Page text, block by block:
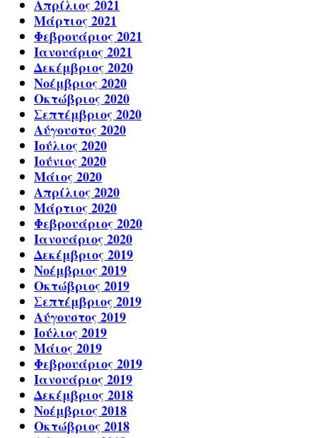
Απρίλιος 2021
Μάρτιος 2021
Φεβρουάριος 2021
Ιανουάριος 2021
Δεκέμβριος 2020
Νοέμβριος 2020
Οκτώβριος 2020
Σεπτέμβριος 2020
Αύγουστος 2020
Ιούλιος 2020
Ιούνιος 2020
Μάιος 2020
Απρίλιος 2020
Μάρτιος 2020
Φεβρουάριος 2020
Ιανουάριος 2020
Δεκέμβριος 2019
Νοέμβριος 2019
Οκτώβριος 2019
Σεπτέμβριος 2019
Αύγουστος 2019
Ιούλιος 2019
Μάιος 2019
Φεβρουάριος 2019
Ιανουάριος 2019
Δεκέμβριος 2018
Νοέμβριος 2018
Οκτώβριος 2018